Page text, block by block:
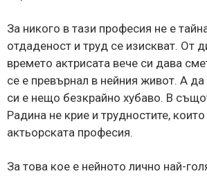
За никого в тази професия не е
отдаденост и труд се изискват. От
времето актрисата вече си дава
се е превърнал в нейния живот. А
си е нещо безкрайно хубаво. В
Радина не крие и трудностите,
актьорската професия.
За това кое е нейното лично най-